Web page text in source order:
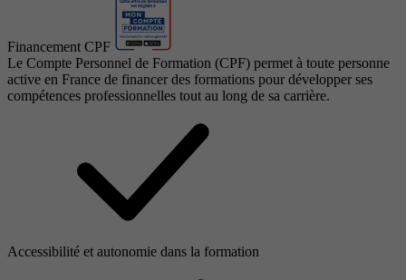
Financement CPF
Le Compte Personnel de Formation (CPF) permet à toute personne
active en France de financer des formations pour développer ses
compétences professionnelles tout au long de sa carrière.
Accessibilité et autonomie dans la formation